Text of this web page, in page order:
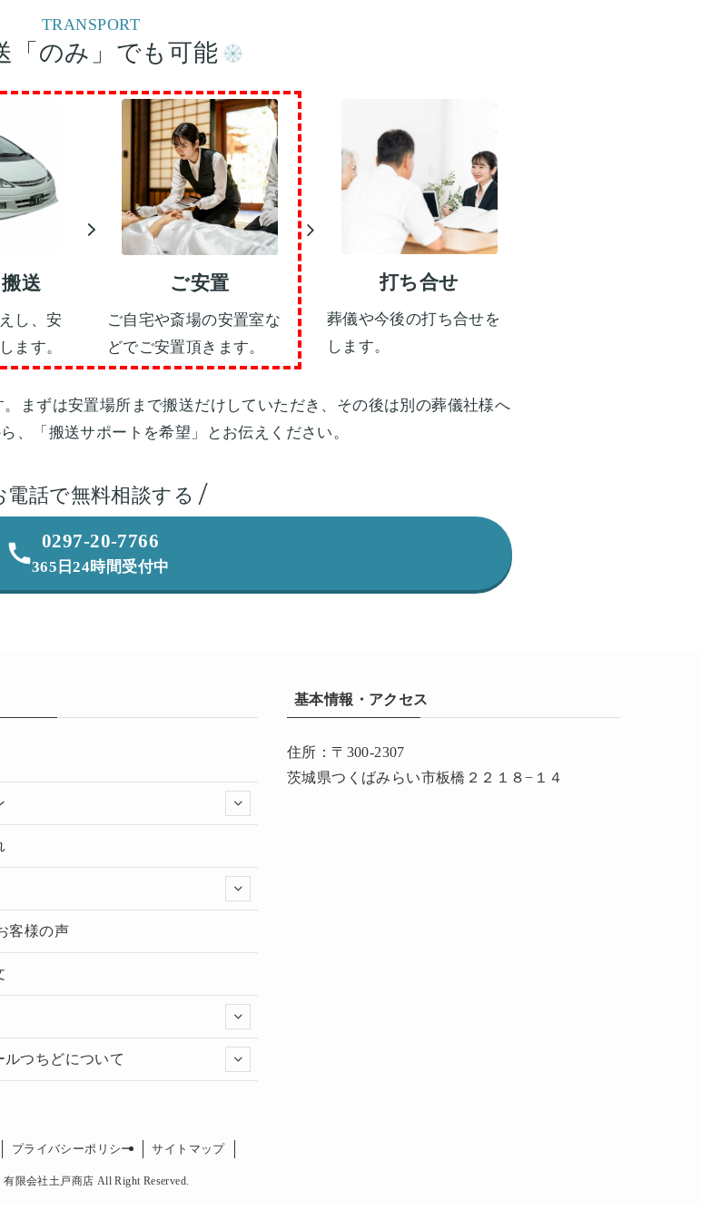
TRANSPORT
「のみ」でも可能
送
し、安
ます。
ご安置
ご自宅や斎場の安置室な
どでご安置頂きます。
打ち合せ
葬儀や今後の打ち合せを
します。
まずは安置場所まで搬送だけしていただき、その後は別の葬儀社様へ
、「搬送サポートを希望」とお伝えください。
電話で無料相談する
0297-20-7766
365日24時間受付中
客様の声
ルつちどについて
基本情報・アクセス
住所：〒300-2307
茨城県つくばみらい市板橋２２１８−１４
プライバシーポリシー サイトマップ
有限会社土戸商店 All Right Reserved.